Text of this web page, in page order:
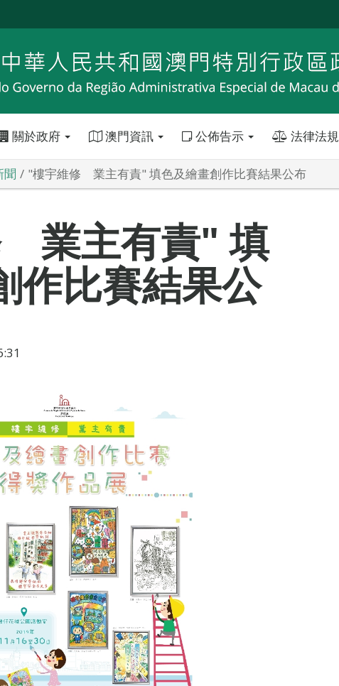
關於政府 澳門資訊 公佈告示 法律法規
聞 "樓宇維修 業主有責" 填色及繪畫創作比賽結果公布
業主有責" 填
作比賽結果公